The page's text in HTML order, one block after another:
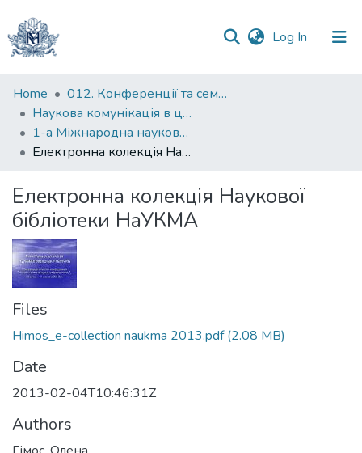
Log In (current)
Communities
&
Collections
All of DSpace
Statistics
Home
012. Конференції та семінари НаУКМА
Наукова комунікація в цифрову епоху
1-а Міжнародна наукова конференція "Наукова комунікація в цифрову епоху"
Електронна колекція Наукової бібліотеки НаУКМА
Електронна колекція Наукової
бібліотеки НаУКМА
Files
Himos_e-collection naukma 2013.pdf(2.08 MB)
Date
2013-02-04T10:46:31Z
Authors